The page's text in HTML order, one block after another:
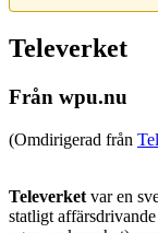
Televerket
Från wpu.nu
(Omdirigerad från
Televerket var en
statligt